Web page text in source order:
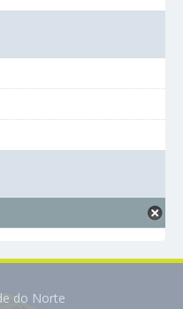
do Norte